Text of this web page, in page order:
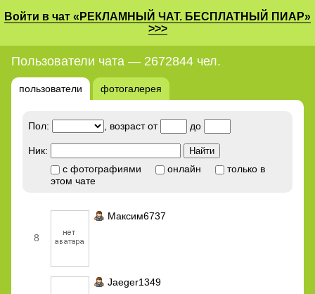
Войти в чат «РЕКЛАМНЫЙ ЧАТ. БЕСПЛАТНЫЙ ПИАР»
>>>
Пользователи чата — 2672844 чел.
пользователи фотогалерея
Пол: , возраст от до
Ник:
с фотографиями
онлайн
только в
этом чате
8
Максим6737
Jaeger1349